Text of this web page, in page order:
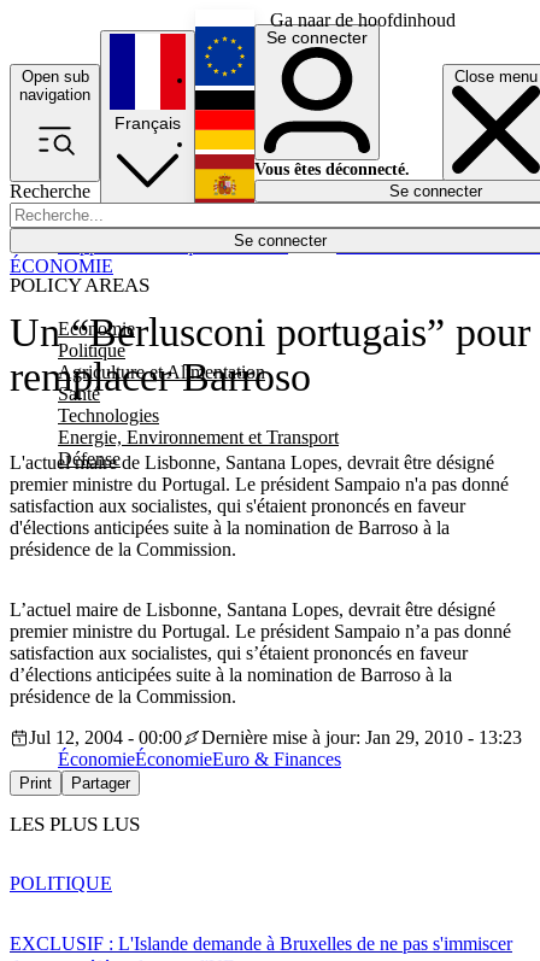
Ga naar de hoofdinhoud
Open sub
navigation
Close menu
Recherche
Se connecter
POLICY AREAS
Economie
Politique
Agriculture et Alimentation
Santé
Technologies
Energie, Environnement et Transport
Défense
Économie
Français
English
Deutsch
Español
Se connecter
Vous êtes déconnecté.
Se connecter
Un “Berlusconi portugais” pour
remplacer Barroso
L'actuel maire de Lisbonne, Santana Lopes, devrait être désigné
premier ministre du Portugal. Le président Sampaio n'a pas donné
satisfaction aux socialistes, qui s'étaient prononcés en faveur
d'élections anticipées suite à la nomination de Barroso à la
présidence de la Commission.
ÉCONOMIE
L’actuel maire de Lisbonne, Santana Lopes, devrait être désigné
premier ministre du Portugal. Le président Sampaio n’a pas donné
satisfaction aux socialistes, qui s’étaient prononcés en faveur
d’élections anticipées suite à la nomination de Barroso à la
présidence de la Commission.
Jul 12, 2004 - 00:00
Dernière mise à jour: Jan 29, 2010 - 13:23
ÉconomieÉconomieEuro & Finances
Print Partager
LES PLUS LUS
EXCLUSIF : L'Islande demande à Bruxelles de ne pas s'immiscer
POLITIQUE